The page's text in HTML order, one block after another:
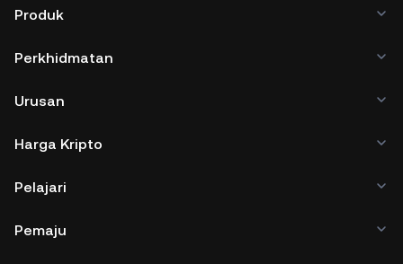
Produk
Perkhidmatan
Urusan
Harga Kripto
Pelajari
Pemaju